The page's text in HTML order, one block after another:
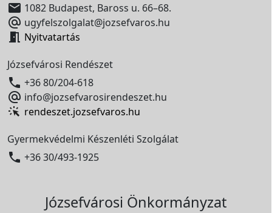
 1082 Budapest, Baross u. 66–68.
 ugyfelszolgalat@jozsefvaros.hu
 Nyitvatartás
Józsefvárosi Rendészet
 +36 80/204-618
 info@jozsefvarosirendeszet.hu
rendeszet.jozsefvaros.hu
Gyermekvédelmi Készenléti Szolgálat
 +36 30/493-1925
Józsefvárosi Önkormányzat